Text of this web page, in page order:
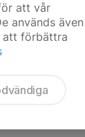
att vår
används även
att förbättra